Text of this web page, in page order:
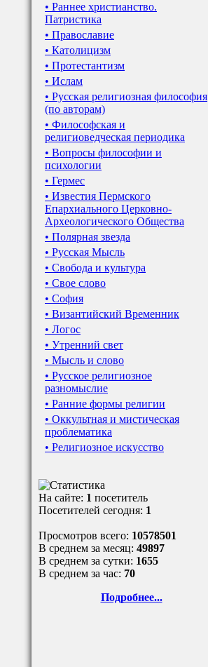
• Раннее христианство.
Патристика
• Православие
• Католицизм
• Протестантизм
• Ислам
• Русская религиозная философия
(по авторам)
• Философская и
религиоведческая периодика
• Вопросы философии и
психологии
• Гермес
• Известия Пермского
Епархиального Церковно-
Археологического Общества
• Полярная звезда
• Русская Мысль
• Свобода и культура
• Свое слово
• София
• Византийский Временник
• Логос
• Утренний свет
• Мысль и слово
• Русское религиозное
разномыслие
• Ранние формы религии
• Оккультная и мистическая
проблематика
• Религиозное искусство
На сайте: 1 посетитель
Посетителей сегодня: 1
Просмотров всего: 10578501
В среднем за месяц: 49897
В среднем за сутки: 1655
В среднем за час: 70
Подробнее...